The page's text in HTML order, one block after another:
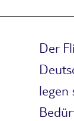
Der
legen